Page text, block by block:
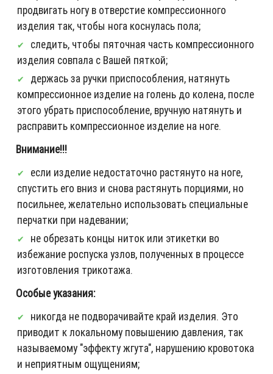
продвигать ногу в отверстие компрессионного
изделия так, чтобы нога коснулась пола;
следить, чтобы пяточная часть компрессионного
изделия совпала с Вашей пяткой;
держась за ручки приспособления, натянуть
компрессионное изделие на голень до колена, после
этого убрать приспособление, вручную натянуть и
расправить компрессионное изделие на ноге.
Внимание!!!
если изделие недостаточно растянуто на ноге,
спустить его вниз и снова растянуть порциями, но
посильнее, желательно использовать специальные
перчатки при надевании;
не обрезать концы ниток или этикетки во
избежание роспуска узлов, полученных в процессе
изготовления трикотажа.
Особые указания:
никогда не подворачивайте край изделия. Это
приводит к локальному повышению давления, так
называемому "эффекту жгута", нарушению кровотока
и неприятным ощущениям;